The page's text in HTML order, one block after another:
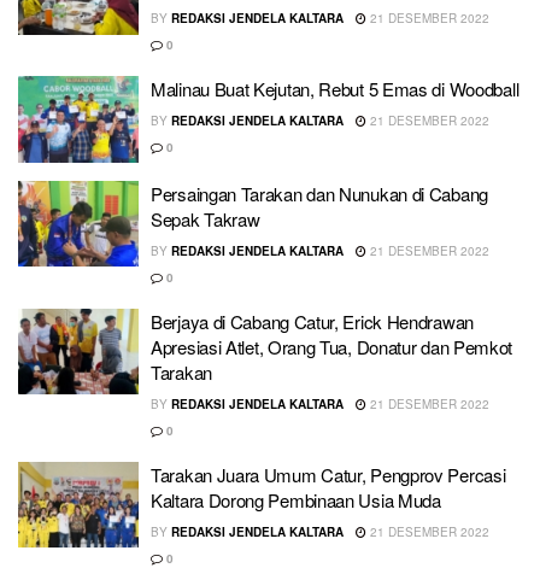
BY REDAKSI JENDELA KALTARA
21 DESEMBER 2022
0
Malinau Buat Kejutan, Rebut 5 Emas di Woodball
BY REDAKSI JENDELA KALTARA
21 DESEMBER 2022
0
Persaingan Tarakan dan Nunukan di Cabang
Sepak Takraw
BY REDAKSI JENDELA KALTARA
21 DESEMBER 2022
0
Berjaya di Cabang Catur, Erick Hendrawan
Apresiasi Atlet, Orang Tua, Donatur dan Pemkot
Tarakan
BY REDAKSI JENDELA KALTARA
21 DESEMBER 2022
0
Tarakan Juara Umum Catur, Pengprov Percasi
Kaltara Dorong Pembinaan Usia Muda
BY REDAKSI JENDELA KALTARA
21 DESEMBER 2022
0